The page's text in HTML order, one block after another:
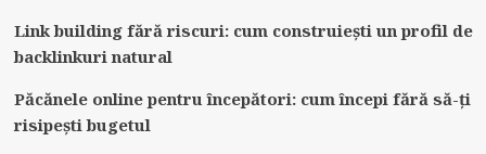
Link building fără riscuri: cum construiești un profil de
backlinkuri natural
Păcănele online pentru începători: cum începi fără să-ți
risipești bugetul